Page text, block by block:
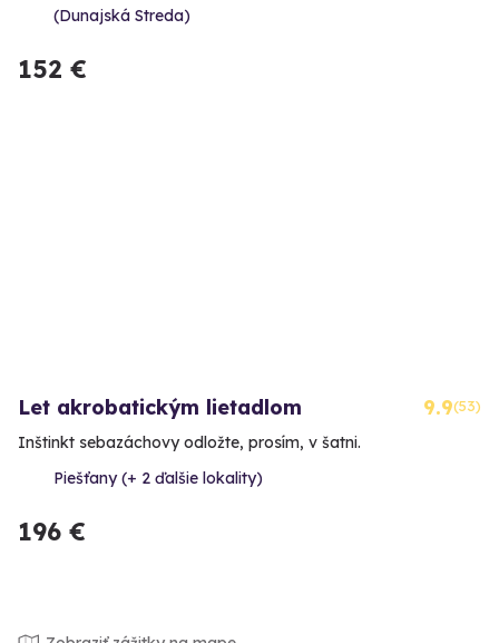
(Dunajská Streda)
152 €
Let akrobatickým lietadlom 9.9(53)
Inštinkt sebazáchovy odložte, prosím, v šatni.
Piešťany (+ 2 ďalšie lokality)
196 €